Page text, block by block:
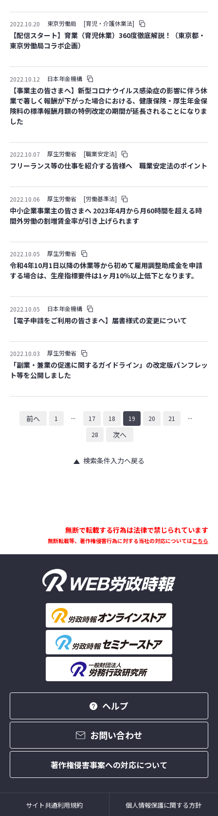
2022.10.20 東京労働局 [育児・介護休業法]
【配信スタート】育業（育児休業）360度徹底解説！（東京都・
東京労働局コラボ企画）
2022.10.12 日本年金機構
【事業主の皆さまへ】新型コロナウイルス感染症の影響に伴う休
業で著しく報酬が下がった場合における、健康保険・厚生年金保
険料の標準報酬月額の特例改定の期間が延長されることになりま
した
2022.10.07 厚生労働省 [職業安定法]
フリーランス等の仕事を紹介する皆様へ 職業安定法のポイント
2022.10.06 厚生労働省 [労働基準法]
中小企業事業主の皆さまへ 2023年4月から月60時間を超える時
間外労働の割増賃金率が引き上げられます
2022.10.05 厚生労働省
令和4年10月1日以降の休業等から初めて雇用調整助成金を申請
する場合は、生産指標要件は1ヶ月10％以上低下となります。
2022.10.05 日本年金機構
【電子申請をご利用の皆さまへ】届書様式の変更について
2022.10.03 厚生労働省
「副業・兼業の促進に関するガイドライン」の改定版パンフレッ
ト等を公開しました
前へ 1 ... 17 18 19 20 21 ...
28 次へ
検索条件入力へ戻る
無断で転載する行為は法律で禁じられています
無断転載等、著作権侵害行為に対する当社の対応についてはこちら
ヘルプ
お問い合わせ
著作権侵害事案への対応について
サイト共通利用規約 個人情報保護に関する方針